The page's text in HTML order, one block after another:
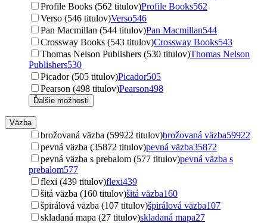
Profile Books (562 titulov)Profile Books562
Verso (546 titulov)Verso546
Pan Macmillan (544 titulov)Pan Macmillan544
Crossway Books (543 titulov)Crossway Books543
Thomas Nelson Publishers (530 titulov)Thomas Nelson
Publishers530
Picador (505 titulov)Picador505
Pearson (498 titulov)Pearson498
Ďalšie možnosti
Väzba
brožovaná väzba (59922 titulov)brožovaná väzba59922
pevná väzba (35872 titulov)pevná väzba35872
pevná väzba s prebalom (577 titulov)pevná väzba s
prebalom577
flexi (439 titulov)flexi439
šitá väzba (160 titulov)šitá väzba160
špirálová väzba (107 titulov)špirálová väzba107
skladaná mapa (27 titulov)skladaná mapa27